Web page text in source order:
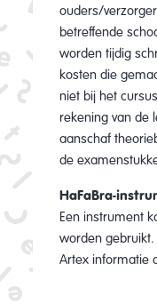
ouders/
betreffende
worden tijdig
kosten die
niet bij het
rekening van de
aanschaf
de
HaFaBra-
Een instrument
worden
Artex informatie